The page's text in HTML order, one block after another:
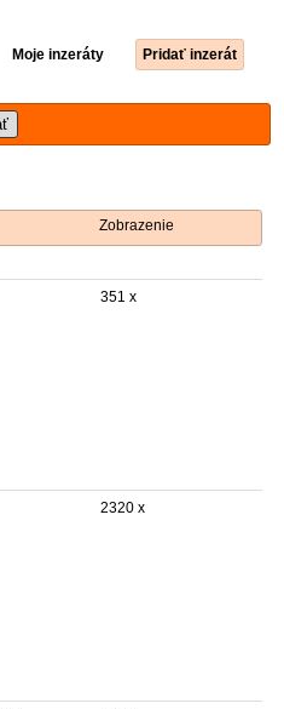
Moje inzeráty Pridať inzerát
Zobrazenie
351 x
2320 x